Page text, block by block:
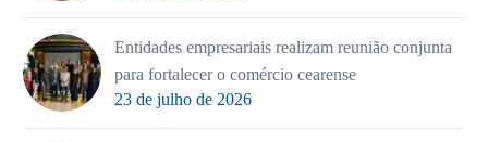
Entidades empresariais realizam reunião conjunta
para fortalecer o comércio cearense
23 de julho de 2026